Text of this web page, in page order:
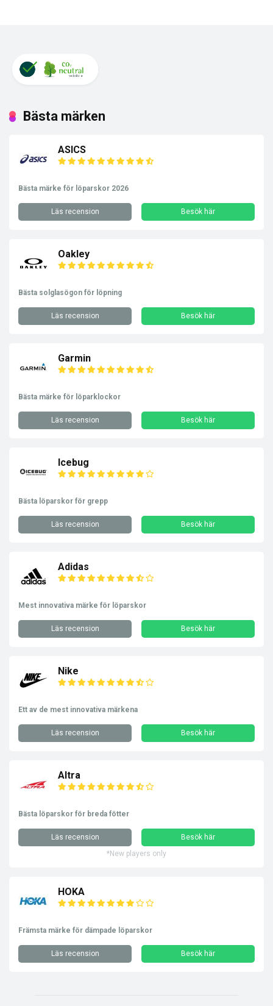
Bästa märken
ASICS
Bästa märke för löparskor 2026
Läs recension Besök här
Oakley
Bästa solglasögon för löpning
Läs recension Besök här
Garmin
Bästa märke för löparklockor
Läs recension Besök här
Icebug
Bästa löparskor för grepp
Läs recension Besök här
Adidas
Mest innovativa märke för löparskor
Läs recension Besök här
Nike
Ett av de mest innovativa märkena
Läs recension Besök här
Altra
Bästa löparskor för breda fötter
Läs recension
Besök här
*New players only
HOKA
Främsta märke för dämpade löparskor
Läs recension Besök här